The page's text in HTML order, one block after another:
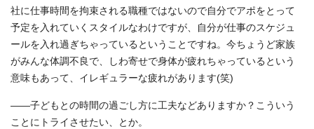
社に仕事時間を拘束される職種ではないので自分でアポをとって
予定を入れていくスタイルなわけですが、自分が仕事のスケジュ
ールを入れ過ぎちゃっているということですね。今ちょうど家族
がみんな体調不良で、しわ寄せで身体が疲れちゃっているという
意味もあって、イレギュラーな疲れがあります(笑)
――子どもとの時間の過ごし方に工夫などありますか？こういう
ことにトライさせたい、とか。